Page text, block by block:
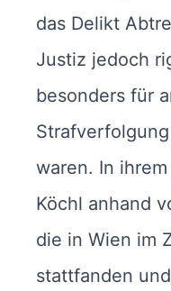
das Delikt
Justiz jedoch
besonders für
waren. In
Köchl anhand
die in Wien im
stattfanden